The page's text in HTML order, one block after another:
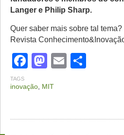
Langer e Philip Sharp.
Quer saber mais sobre tal tema?
Revista
Facebook
Mastodon
Email
TAGS
inovação MIT